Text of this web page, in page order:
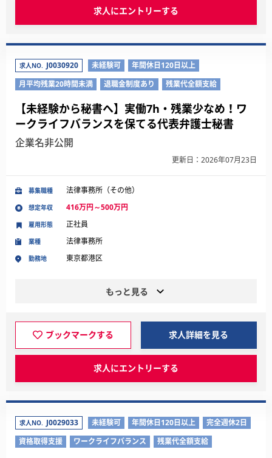
求人にエントリーする
求人NO. J0030920 未経験可
年間休日120日以上
月平均残業20時間未満
退職金制度あり 残業代全額支給
【未経験から秘書へ】実働7h・残業少なめ！ワ
ークライフバランスを保てる代表弁護士秘書
企業名非公開
更新日：2026年07月23日
募集職種 法律事務所（その他）
想定年収 416万円～500万円
業種 法律事務所
勤務地 東京都港区
雇用形態 正社員
もっと見る
ブックマークする 求人詳細を見る
求人にエントリーする
求人NO. J0029033 未経験可 年間休日120日以上
完全週休2日
資格取得支援
ワークライフバランス 残業代全額支給